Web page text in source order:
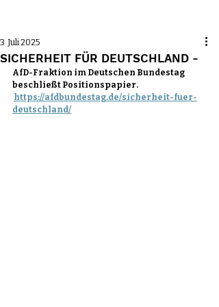
SICHERHEIT FÜR DEUTSCHLAND -
3. Juli 2025
AfD-Fraktion im Deutschen Bundestag
beschließt Positionspapier.
https://afdbundestag.de/sicherheit-fuer-
deutschland/